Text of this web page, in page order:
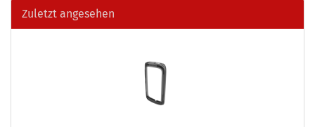
Zuletzt angesehen